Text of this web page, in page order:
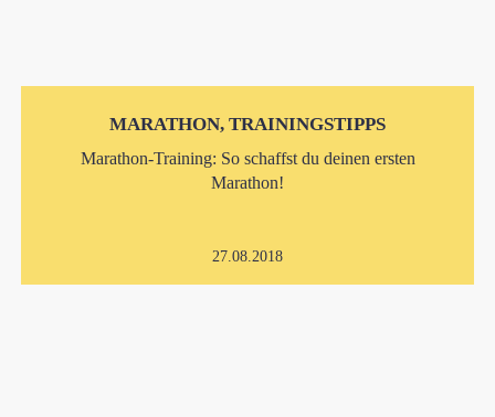
MARATHON, TRAININGSTIPPS
Marathon-Training: So schaffst du deinen ersten
Marathon!
27.08.2018